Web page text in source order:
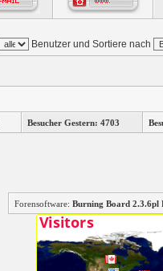
Benutzer und Sortiere nach
Besucher Gestern: 4703
Forensoftware: Burning Board